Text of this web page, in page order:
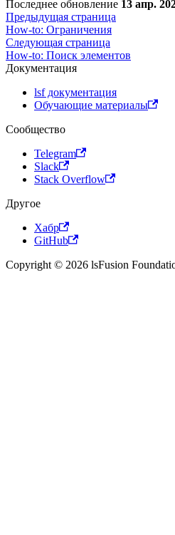
Последнее обновление 13 апр.
Предыдущая страница
How-to: Ограничения
Следующая страница
How-to: Поиск элементов
Документация
lsf документация
Обучающие материалы
Сообщество
Telegram
Slack
Stack Overflow
Другое
Хабр
GitHub
Copyright © 2026 lsFusion